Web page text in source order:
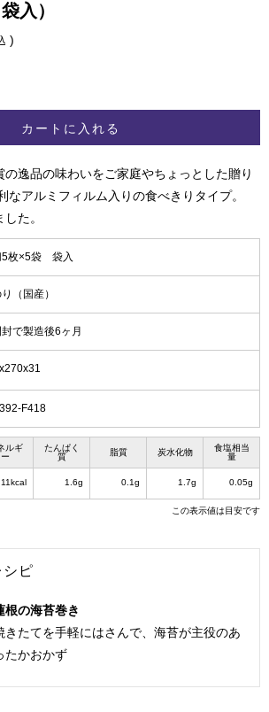
入）
カートに入れる
逸品の味わいをご家庭やちょっとした贈り
なアルミフィルム入りの食べきりタイプ。
た。
5枚×5袋 袋入
（国産）
で製造後6ヶ月
F418
ルギ
ー
たんぱく
質
脂質 炭水化物
食塩相当
量
11kcal 1.6g 0.1g 1.7g 0.05g
この表示値は目安です
シピ
根の海苔巻き
きたてを手軽にはさんで、海苔が主役のあ
たかおかず